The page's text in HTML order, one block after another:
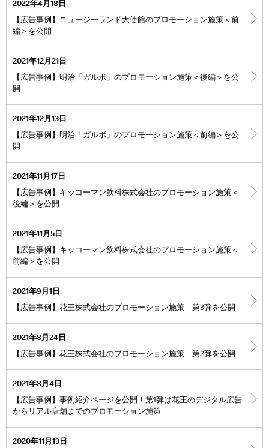
2022年4月18日
【広告事例】ニュージーランド大使館のプロモーション施策＜前
編＞を公開
2021年12月21日
【広告事例】明治「ガルボ」のプロモーション施策＜後編＞を公
開
2021年12月13日
【広告事例】明治「ガルボ」のプロモーション施策＜前編＞を公
開
2021年11月17日
【広告事例】キッコーマン飲料株式会社のプロモーション施策＜
後編＞を公開
2021年11月5日
【広告事例】キッコーマン飲料株式会社のプロモーション施策＜
前編＞を公開
2021年9月1日
【広告事例】花王株式会社のプロモーション施策 第3弾を公開
2021年8月24日
【広告事例】花王株式会社のプロモーション施策 第2弾を公開
2021年8月4日
【広告事例】事例紹介ページを公開！第1弾は花王のデジタル広告
からリアル店舗までのプロモーション施策
2020年11月13日